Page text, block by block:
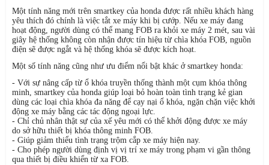
Một tính năng mới trên smartkey của honda được rất nhiều khách hàng
yêu thích đó chính là việc tắt xe máy khi bị cướp. Nếu xe máy đang
hoạt động, người dùng có thể mang FOB ra khỏi xe máy 2 mét, sau vài
giây hệ thống không còn nhận được tín hiệu từ chìa khóa FOB, nguồn
điện sẽ được ngắt và hệ thống khóa sẽ được kích hoạt.
Một số tính năng cũng như ưu điểm nổi bật khác ở smartkey honda:
- Với sự nâng cấp từ ổ khóa truyền thống thành một cụm khóa thông
minh, smartkey của honda giúp loại bỏ hoàn toàn tình trạng kẻ gian
dùng các loại chìa khóa đa năng để cạy nại ổ khóa, ngặn chặn việc khởi
động xe máy bằng các tác động ngoại lực.
- Chỉ chủ nhân thật sự của xế yêu mới có thể khởi động được xe máy
do sở hữu thiết bị khóa thông minh FOB.
- Giúp giảm thiểu tình trạng trộm cắp xe máy hiện nay.
- Cho phép người dùng định vị vị trí xe máy trong phạm vi gần thông
qua thiết bị điều khiển từ xa FOB.